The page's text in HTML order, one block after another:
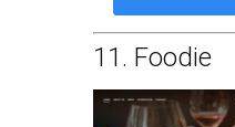
11. Foodie